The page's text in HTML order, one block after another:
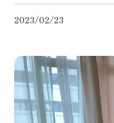
2023/02/23